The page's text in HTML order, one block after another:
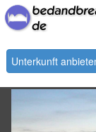
Unterkunft